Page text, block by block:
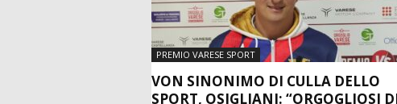
PREMIO VARESE SPORT
VON SINONIMO DI CULLA DELLO
SPORT, OSIGLIANI: “ORGOGLIOSI